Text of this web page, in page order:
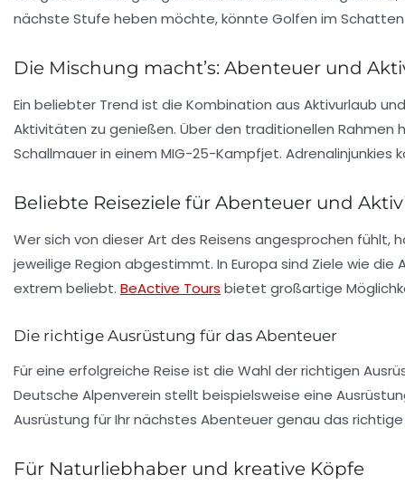
nächste Stufe heben möchte, könnte Golfen im
Die Mischung macht’s: Abenteuer und
Ein beliebter Trend ist die Kombination aus Aktivurlaub
Aktivitäten zu genießen. Über den traditionellen Rahmen
Schallmauer in einem MIG-25-Kampfjet. Adrenalinjunkies
Beliebte Reiseziele für Abenteuer und
Wer sich von dieser Art des Reisens angesprochen fühlt,
jeweilige Region abgestimmt. In Europa sind Ziele wie
extrem beliebt. BeActive Tours bietet großartige
Die richtige Ausrüstung für das Abenteuer
Für eine erfolgreiche Reise ist die Wahl der richtigen
Deutsche Alpenverein stellt beispielsweise eine
Ausrüstung für Ihr nächstes Abenteuer genau das
Für Naturliebhaber und kreative Köpfe